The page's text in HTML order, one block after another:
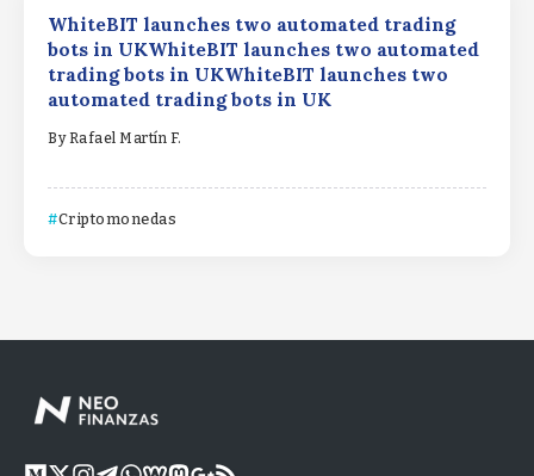
WhiteBIT launches two automated trading
bots in UKWhiteBIT launches two automated
trading bots in UKWhiteBIT launches two
automated trading bots in UK
By Rafael Martín F.
Criptomonedas